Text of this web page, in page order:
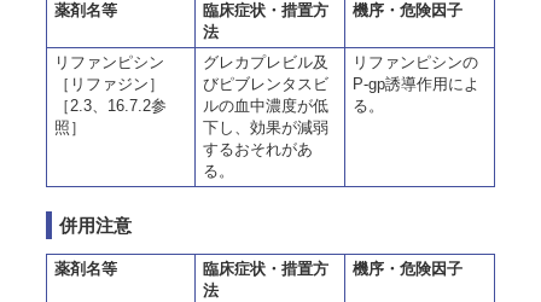
薬剤名等
臨床症状・措置方
法
機序・危険因子
リファンピシン
［リファジン］
［2.3、16.7.2参
照］
グレカプレビル及
びピブレンタスビ
ルの血中濃度が低
下し、効果が減弱
するおそれがあ
る。
リファンピシンの
P-gp誘導作用によ
る。
併用注意
薬剤名等
臨床症状・措置方
法
機序・危険因子